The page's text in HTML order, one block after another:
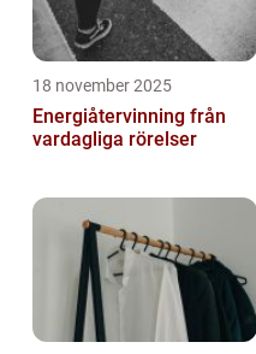
18 november 2025
Energiåtervinning från
vardagliga rörelser